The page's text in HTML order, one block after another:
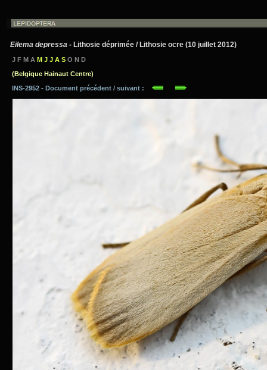
Eilema depressa - Lithosie déprimée / Lithosie ocre (10 juillet 2012)
J F M A M J J A S O N D
(Belgique Hainaut Centre)
INS-2952 - Document précédent / suivant :